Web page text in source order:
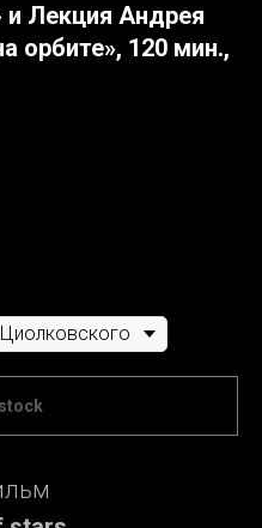
Лекция Андрея
орбите», 120 мин.,